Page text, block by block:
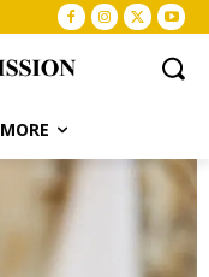
MORE